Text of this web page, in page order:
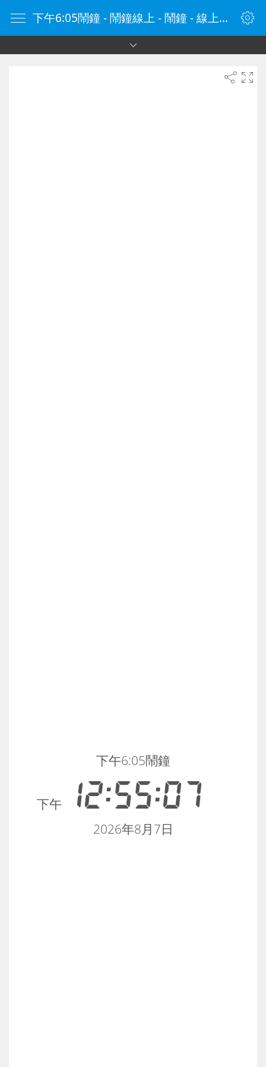
下午6:05鬧鐘 - 鬧鐘線上 - 鬧鐘 - 線上鬧鐘 - 在線鬧鐘 - 鬧鐘在線 - naozhong.tw
下午 12:55:07
下午6:05鬧鐘
2026年8月7日